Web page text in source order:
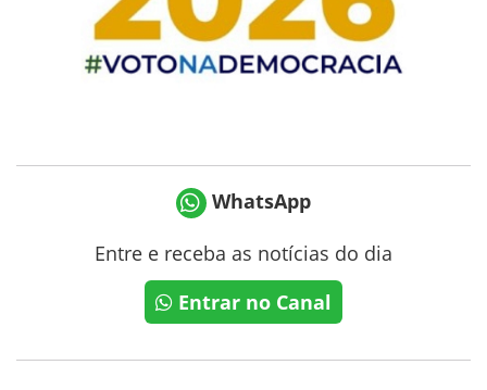
WhatsApp
Entre e receba as notícias do dia
Entrar no Canal